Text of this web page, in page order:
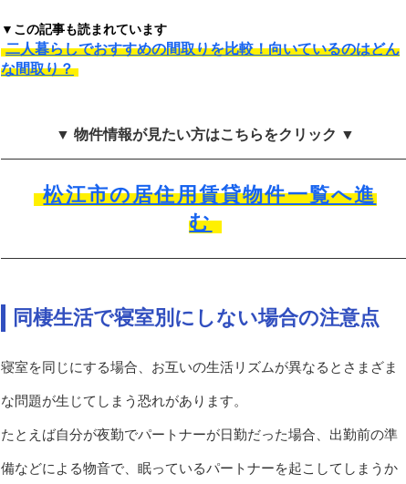
▼この記事も読まれています
二人暮らしでおすすめの間取りを比較！向いているのはどん
な間取り？
▼ 物件情報が見たい方はこちらをクリック ▼
松江市の居住用賃貸物件一覧へ進
む
同棲生活で寝室別にしない場合の注意点
寝室を同じにする場合、お互いの生活リズムが異なるとさまざま
な問題が生じてしまう恐れがあります。
たとえば自分が夜勤でパートナーが日勤だった場合、出勤前の準
備などによる物音で、眠っているパートナーを起こしてしまうか